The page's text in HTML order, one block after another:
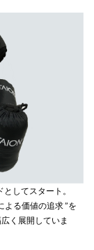
してスタート。
よる価値の追求 ”を
く展開していま